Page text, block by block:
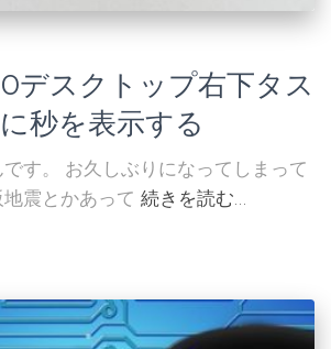
デスクトップ右下タス
秒を表示する
す。 お久しぶりになってしまって
震とかあって 続きを読む…